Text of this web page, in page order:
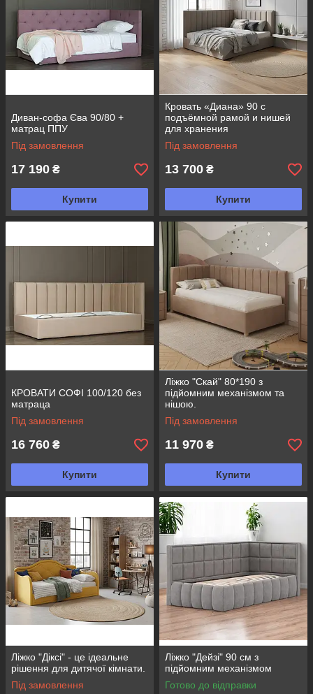
Диван-софа Єва 90/80 +
матрац ППУ
Під замовлення
17 190 ₴
Купити
Кровать «Диана» 90 с
подъёмной рамой и нишей
для хранения
Під замовлення
13 700 ₴
Купити
КРОВАТИ СОФІ 100/120 без
матраца
Під замовлення
16 760 ₴
Купити
Ліжко "Скай" 80*190 з
підйомним механізмом та
нішою.
Під замовлення
11 970 ₴
Купити
Ліжко "Діксі" - це ідеальне
рішення для дитячої кімнати.
Під замовлення
Ліжко "Дейзі" 90 см з
підйомним механізмом
Готово до відправки